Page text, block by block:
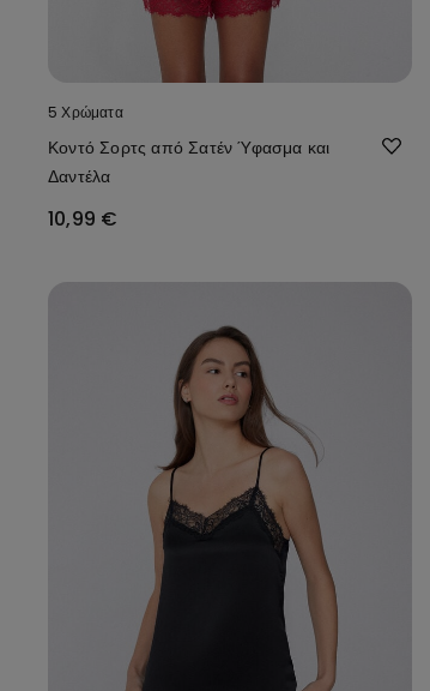
5 Χρώματα
Κοντό Σορτς από Σατέν Ύφασμα και
Δαντέλα
10,99 €